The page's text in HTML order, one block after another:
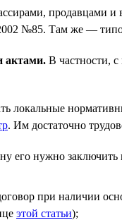
продавцами и
№85. Там же —
актами. В частности, с
локальные
. Им достаточно
его нужно
при наличии
этой статьи);